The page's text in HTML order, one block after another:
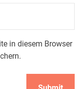
in diesem Browser